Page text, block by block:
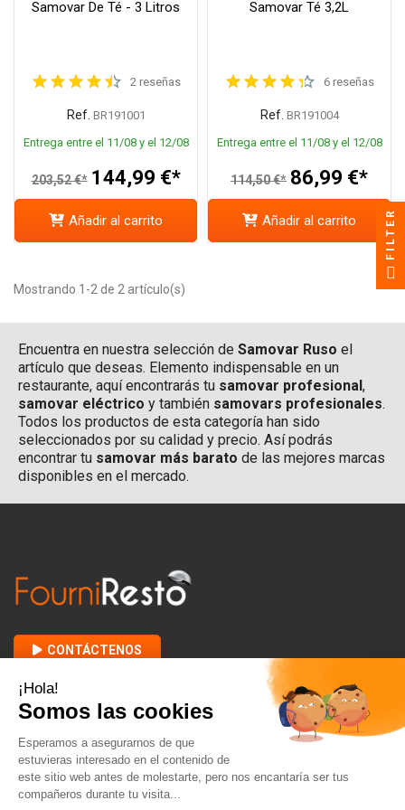
Samovar De Té - 3 Litros
2 reseñas
Ref. BR191001
Entrega entre el 11/08 y el 12/08
203,52 €* 144,99 €*
Añadir al carrito
Samovar Té 3,2L
6 reseñas
Ref. BR191004
Entrega entre el 11/08 y el 12/08
114,50 €* 86,99 €*
Añadir al carrito
Mostrando 1-2 de 2 artículo(s)
Encuentra en nuestra selección de Samovar Ruso el
artículo que deseas. Elemento indispensable en un
restaurante, aquí encontrarás tu samovar profesional ,
samovar eléctrico y también samovars profesionales.
Todos los productos de esta categoría han sido
seleccionados por su calidad y precio. Así podrás
encontrar tu samovar más barato de las mejores marcas
disponibles en el mercado.
CONTÁCTENOS
ACERCA DE FOURNIRESTO 
ENTRE USTED Y NOSOTROS
FILTER